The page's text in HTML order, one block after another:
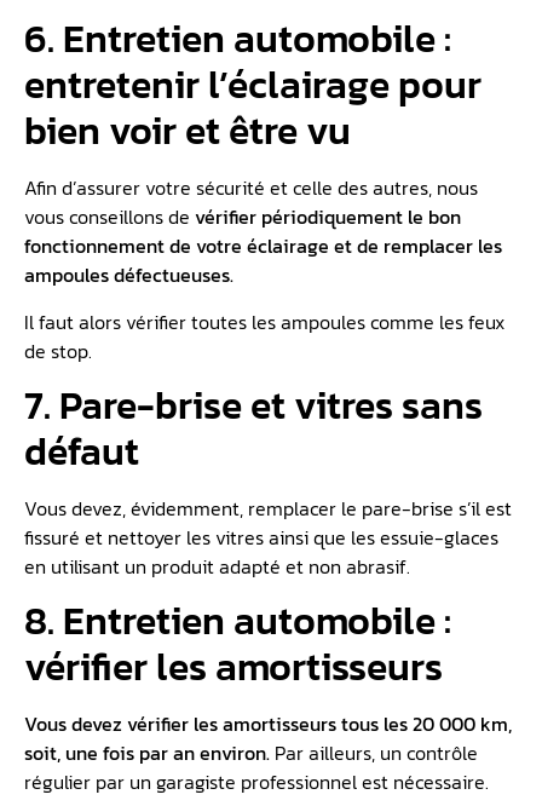
6. Entretien automobile :
entretenir l’éclairage pour
bien voir et être vu
Afin d’assurer votre sécurité et celle des autres, nous
vous conseillons de vérifier périodiquement le bon
fonctionnement de votre éclairage et de remplacer les
ampoules défectueuses.
Il faut alors vérifier toutes les ampoules comme les feux
de stop.
7. Pare-brise et vitres sans
défaut
Vous devez, évidemment, remplacer le pare-brise s’il est
fissuré et nettoyer les vitres ainsi que les essuie-glaces
en utilisant un produit adapté et non abrasif.
8. Entretien automobile :
vérifier les amortisseurs
Vous devez vérifier les amortisseurs tous les 20 000 km,
soit, une fois par an environ. Par ailleurs, un contrôle
régulier par un garagiste professionnel est nécessaire.